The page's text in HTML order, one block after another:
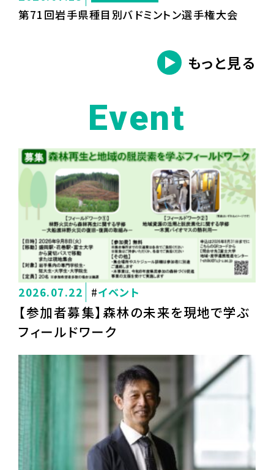
第71回岩手県種目別バドミントン選手権大会
もっと見る
Event
2026.07.22 イベント
【参加者募集】森林の未来を現地で学ぶ
フィールドワーク